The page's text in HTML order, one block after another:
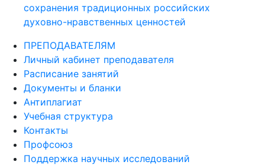
сохранения традиционных российских
духовно-нравственных ценностей
ПРЕПОДАВАТЕЛЯМ
Личный кабинет преподавателя
Расписание занятий
Документы и бланки
Антиплагиат
Учебная структура
Контакты
Профсоюз
Поддержка научных исследований